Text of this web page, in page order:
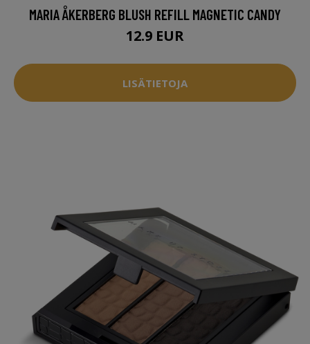
MARIA ÅKERBERG BLUSH REFILL MAGNETIC CANDY
12.9 EUR
LISÄTIETOJA